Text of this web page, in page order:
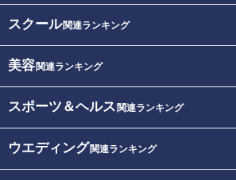
スクール関連ランキング
美容関連ランキング
スポーツ＆ヘルス 関連ランキング
ウエディング関連ランキング